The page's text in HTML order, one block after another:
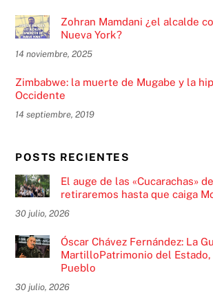
Zohran Mamdani ¿el alcalde
Nueva York?
14 noviembre, 2025
Zimbabwe: la muerte de Mugabe y la
Occidente
14 septiembre, 2019
POSTS RECIENTES
El auge de las «Cucarachas»
retiraremos hasta que caiga
30 julio, 2026
Óscar Chávez Fernández: La
MartilloPatrimonio del
Pueblo
30 julio, 2026